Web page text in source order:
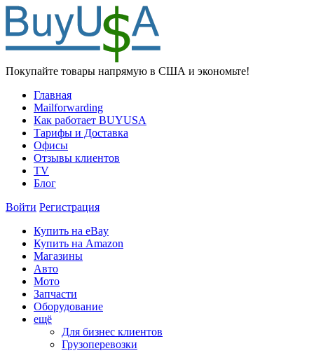
Покупайте товары напрямую в США и экономьте!
Главная
Mailforwarding
Как работает BUYUSA
Тарифы и Доставка
Офисы
Отзывы клиентов
TV
Блог
Войти Регистрация
Купить на eBay
Купить на Amazon
Магазины
Авто
Мото
Запчасти
Оборудование
ещё
Для бизнес клиентов
Грузоперевозки